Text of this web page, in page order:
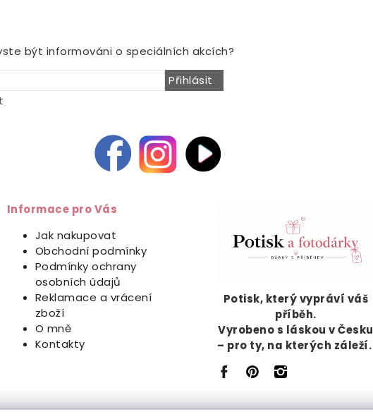
být informováni o speciálních akcích?
Přihlásit
Informace pro Vás
Jak nakupovat
Obchodní podmínky
Podmínky ochrany
osobních údajů
Reklamace a vrácení
zboží
O mně
Kontakty
Potisk, který vypráví váš
příběh.
Vyrobeno s láskou v Česku
– pro ty, na kterých záleží.